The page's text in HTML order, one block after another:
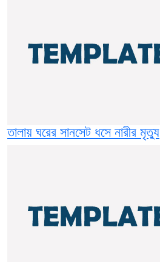
তালায় ঘরের সানসেট ধসে নারীর মৃত্যু